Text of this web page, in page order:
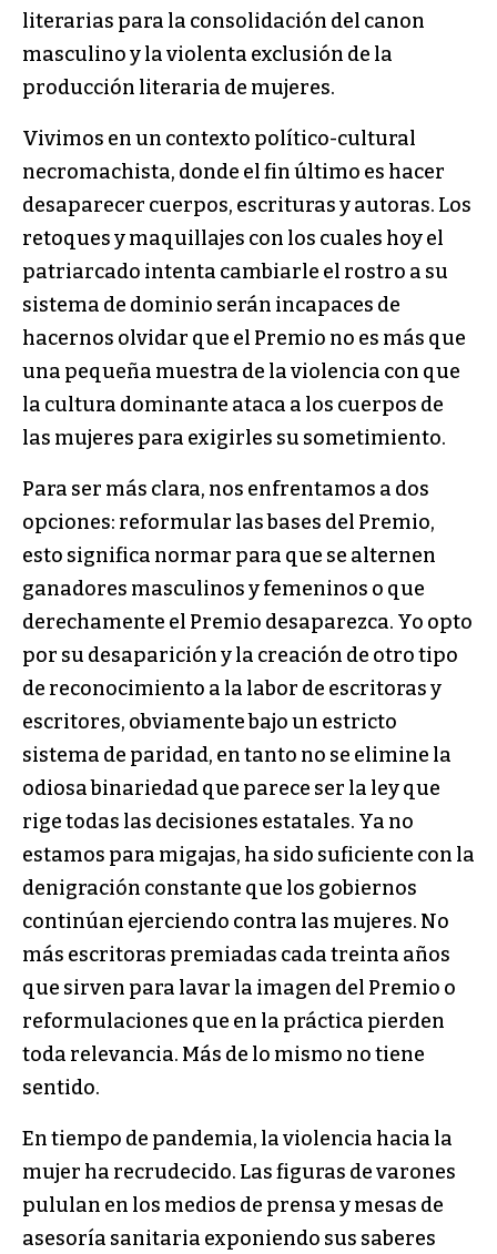
literarias para la consolidación del canon
masculino y la violenta exclusión de la
producción literaria de mujeres.
Vivimos en un contexto político-cultural
necromachista, donde el fin último es hacer
desaparecer cuerpos, escrituras y autoras. Los
retoques y maquillajes con los cuales hoy el
patriarcado intenta cambiarle el rostro a su
sistema de dominio serán incapaces de
hacernos olvidar que el Premio no es más que
una pequeña muestra de la violencia con que
la cultura dominante ataca a los cuerpos de
las mujeres para exigirles su sometimiento.
Para ser más clara, nos enfrentamos a dos
opciones: reformular las bases del Premio,
esto significa normar para que se alternen
ganadores masculinos y femeninos o que
derechamente el Premio desaparezca. Yo opto
por su desaparición y la creación de otro tipo
de reconocimiento a la labor de escritoras y
escritores, obviamente bajo un estricto
sistema de paridad, en tanto no se elimine la
odiosa binariedad que parece ser la ley que
rige todas las decisiones estatales. Ya no
estamos para migajas, ha sido suficiente con la
denigración constante que los gobiernos
continúan ejerciendo contra las mujeres. No
más escritoras premiadas cada treinta años
que sirven para lavar la imagen del Premio o
reformulaciones que en la práctica pierden
toda relevancia. Más de lo mismo no tiene
sentido.
En tiempo de pandemia, la violencia hacia la
mujer ha recrudecido. Las figuras de varones
pululan en los medios de prensa y mesas de
asesoría sanitaria exponiendo sus saberes